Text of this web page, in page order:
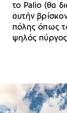
το Palio (θα
αυτήν
πόλης όπως
ψηλός πύργος